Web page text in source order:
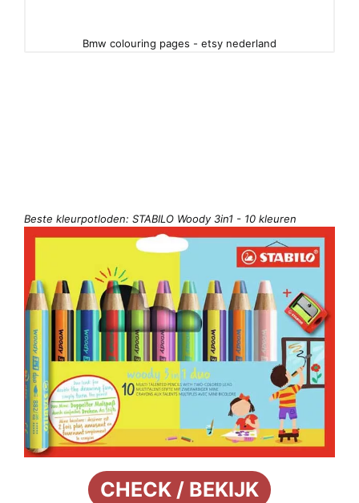
Bmw colouring pages - etsy nederland
Beste kleurpotloden: STABILO Woody 3in1 - 10 kleuren
CHECK / BEKIJK